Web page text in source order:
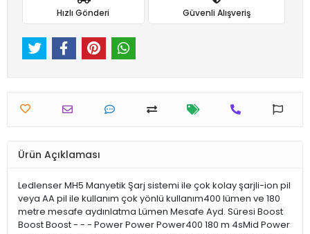
Hızlı Gönderi Güvenli Alışveriş
Ürün Açıklaması
Ledlenser MH5 Manyetik Şarj sistemi ile çok kolay şarjli-ion pil
veya AA pil ile kullanım çok yönlü kullanım400 lümen ve 180
metre mesafe aydınlatma Lümen Mesafe Ayd. Süresi Boost
Boost Boost - - - Power Power Power400 180 m 4sMid Power